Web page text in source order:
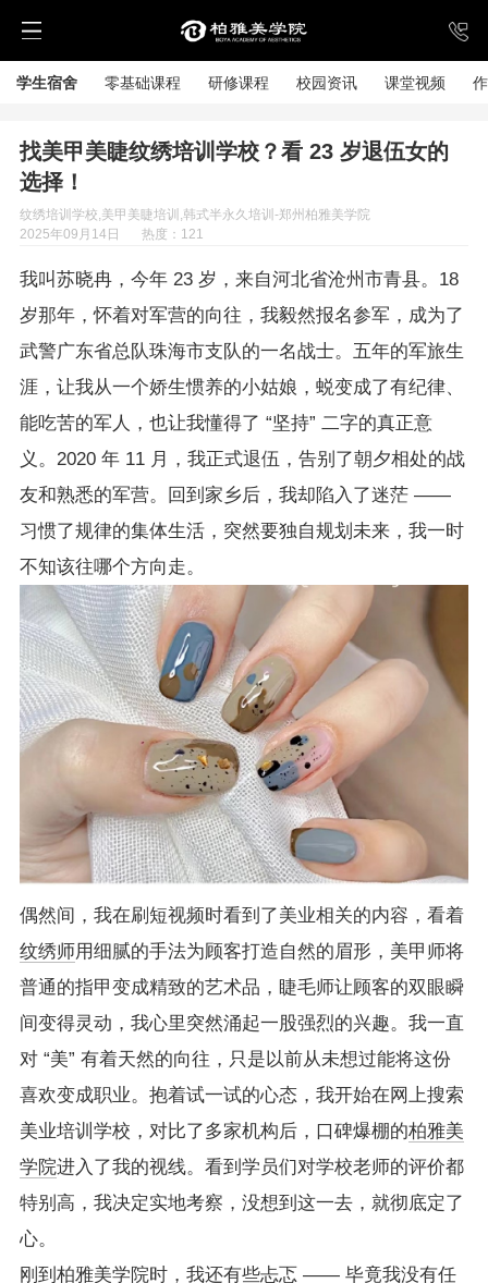
学生宿舍 零基础课程 研修课程 校园资讯 课堂视频
找美甲美睫纹绣培训学校？看 23 岁退伍女的
选择！
纹绣培训学校,美甲美睫培训,韩式半永久培训-郑州柏雅美学院
2025年09月14日
热度：121
我叫苏晓冉，今年 23 岁，来自河北省沧州市青县。18
岁那年，怀着对军营的向往，我毅然报名参军，成为了
武警广东省总队珠海市支队的一名战士。五年的军旅生
涯，让我从一个娇生惯养的小姑娘，蜕变成了有纪律、
能吃苦的军人，也让我懂得了 “坚持” 二字的真正意
义。2020 年 11 月，我正式退伍，告别了朝夕相处的战
友和熟悉的军营。回到家乡后，我却陷入了迷茫 ——
习惯了规律的集体生活，突然要独自规划未来，我一时
不知该往哪个方向走。
偶然间，我在刷短视频时看到了美业相关的内容，看着
纹绣师用细腻的手法为顾客打造自然的眉形，美甲师将
普通的指甲变成精致的艺术品，睫毛师让顾客的双眼瞬
间变得灵动，我心里突然涌起一股强烈的兴趣。我一直
对 “美” 有着天然的向往，只是以前从未想过能将这份
喜欢变成职业。抱着试一试的心态，我开始在网上搜索
美业培训学校，对比了多家机构后，口碑爆棚的柏雅美
学院进入了我的视线。看到学员们对学校老师的评价都
特别高，我决定实地考察，没想到这一去，就彻底定了
心。
刚到 柏雅美学院时，我还有些忐忑 —— 毕竟我没有任